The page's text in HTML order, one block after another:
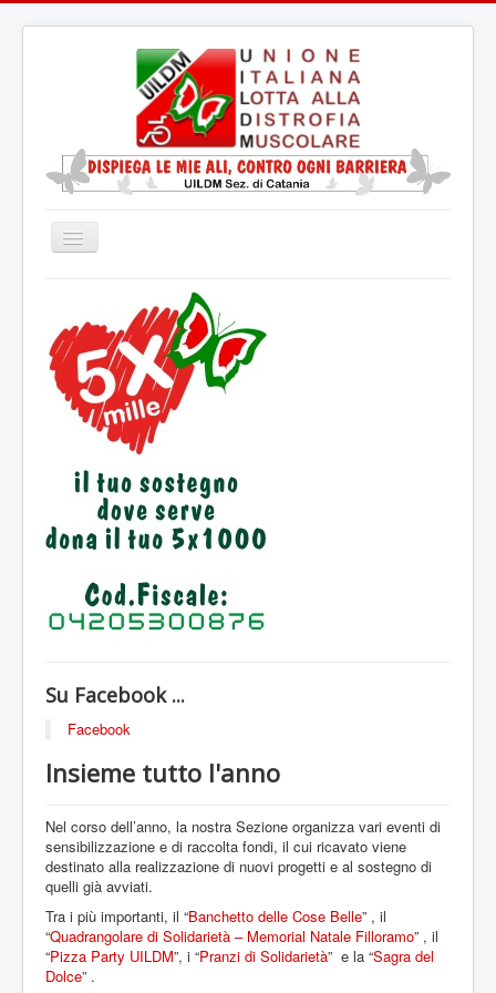
Cambia
La UILDM
La Distrofia Muscolare
Servizio Civile Universale
Attività
Eventi
Sostieni L'UIDM
Diventa un volontario
Contatti
Su Facebook ...
Facebook
Insieme tutto l'anno
Nel corso dell’anno, la nostra Sezione organizza vari eventi di
sensibilizzazione e di raccolta fondi, il cui ricavato viene
destinato alla realizzazione di nuovi progetti e al sostegno di
quelli già avviati.
Tra i più importanti, il “Banchetto delle Cose Belle” , il
“Quadrangolare di Solidarietà – Memorial Natale Filloramo” , il
“Pizza Party UILDM”, i “Pranzi di Solidarietà” e la “Sagra del
Dolce” .